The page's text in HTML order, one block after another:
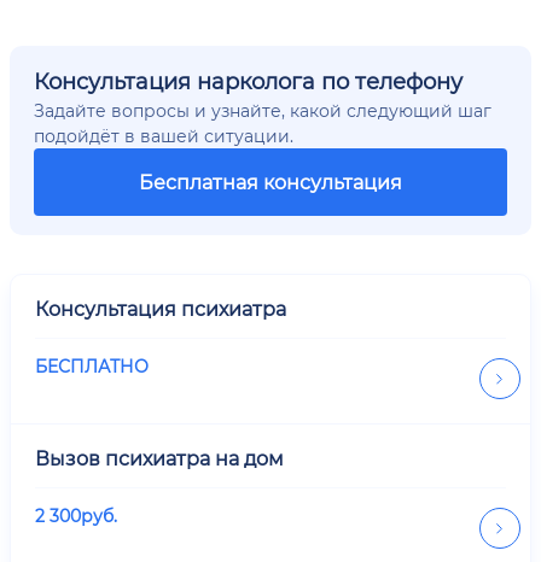
Консультация нарколога по телефону
Задайте вопросы и узнайте, какой следующий шаг
подойдёт в вашей ситуации.
Бесплатная консультация
Консультация психиатра
БЕСПЛАТНО
Вызов психиатра на дом
2 300руб.